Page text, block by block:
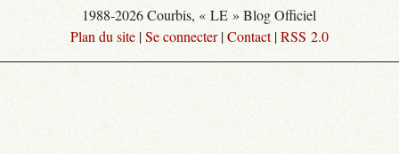
1988-2026 Courbis, « LE » Blog Officiel
Plan du site |Se connecter|Contact|RSS 2.0